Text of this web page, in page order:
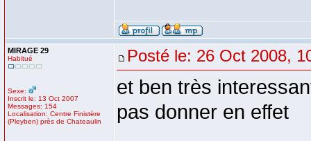
MIRAGE 29
Habitué
Sexe:
Inscrit le: 13 Oct 2007
Messages: 154
Localisation: Centre Finistère
(Pleyben) près de Chateaulin
Posté le: 26 Oct 2008,
et ben très
pas donner en effet